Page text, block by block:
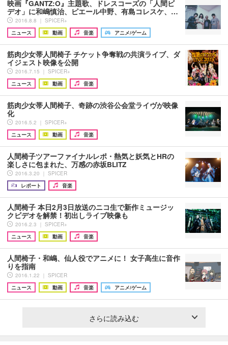
映画『GANTZ:O』主題歌、ドレスコーズの「人間ビ
デオ」に和嶋慎治、ピエール中野、有島コレスケ、…
2016.8.8 ｜ SPICER+
ニュース
動画 音楽 アニメ/ゲーム
筋肉少女帯人間椅子 チケット争奪戦の共演ライブ、ダ
イジェスト映像を公開
2016.7.15 ｜ SPICER+
ニュース
動画 音楽
筋肉少女帯人間椅子、奇跡の渋谷公会堂ライヴが映像
化
2016.5.2 ｜ SPICER+
ニュース
動画 音楽
人間椅子ツアーファイナルレポ・熱気と妖気とHRの
楽しさに包まれた、万感の赤坂BLITZ
2016.3.20 ｜ SPICER
レポート
音楽
人間椅子 本日2月3日放送のニコ生で新作ミュージッ
クビデオを解禁！初出しライブ映像も
2016.2.3 ｜ SPICER+
ニュース
動画 音楽
人間椅子・和嶋、仙人役でアニメに！ 女子高生に音作
りを指南
2016.1.22 ｜ SPICER
ニュース
動画 音楽 アニメ/ゲーム
さらに読み込む